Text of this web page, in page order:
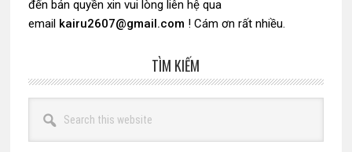
đến bản quyền xin vui lòng liên hệ qua
email kairu2607@gmail.com ! Cám ơn rất nhiều.
TÌM KIẾM
this
website